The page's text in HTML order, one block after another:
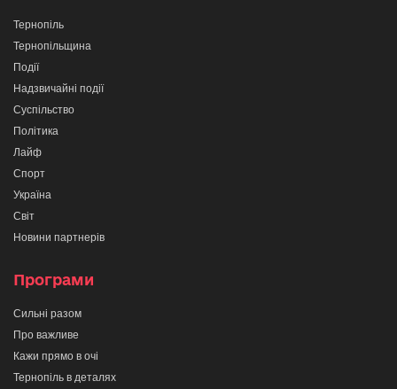
Тернопіль
Тернопільщина
Події
Надзвичайні події
Суспільство
Політика
Лайф
Спорт
Україна
Світ
Новини партнерів
Програми
Сильні разом
Про важливе
Кажи прямо в очі
Тернопіль в деталях